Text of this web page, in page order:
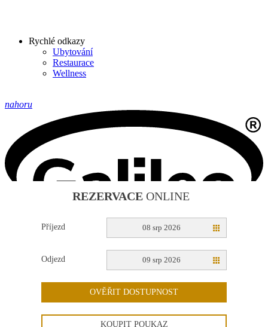
REZERVACE ONLINE
Příjezd 08 srp 2026
Odjezd 09 srp 2026
OVĚŘIT DOSTUPNOST
KOUPIT POUKAZ
Rychlé odkazy
Ubytování
Restaurace
Wellness
nahoru
Oficiální stránky Hotel Jesenice © 2026
Poslední aktualizace: 28. 7. 2026
Změna vzhledu,Struktura stránek,Vytisknout